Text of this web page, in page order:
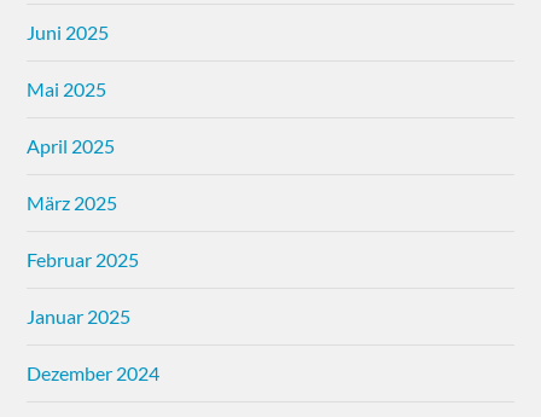
Juni 2025
Mai 2025
April 2025
März 2025
Februar 2025
Januar 2025
Dezember 2024